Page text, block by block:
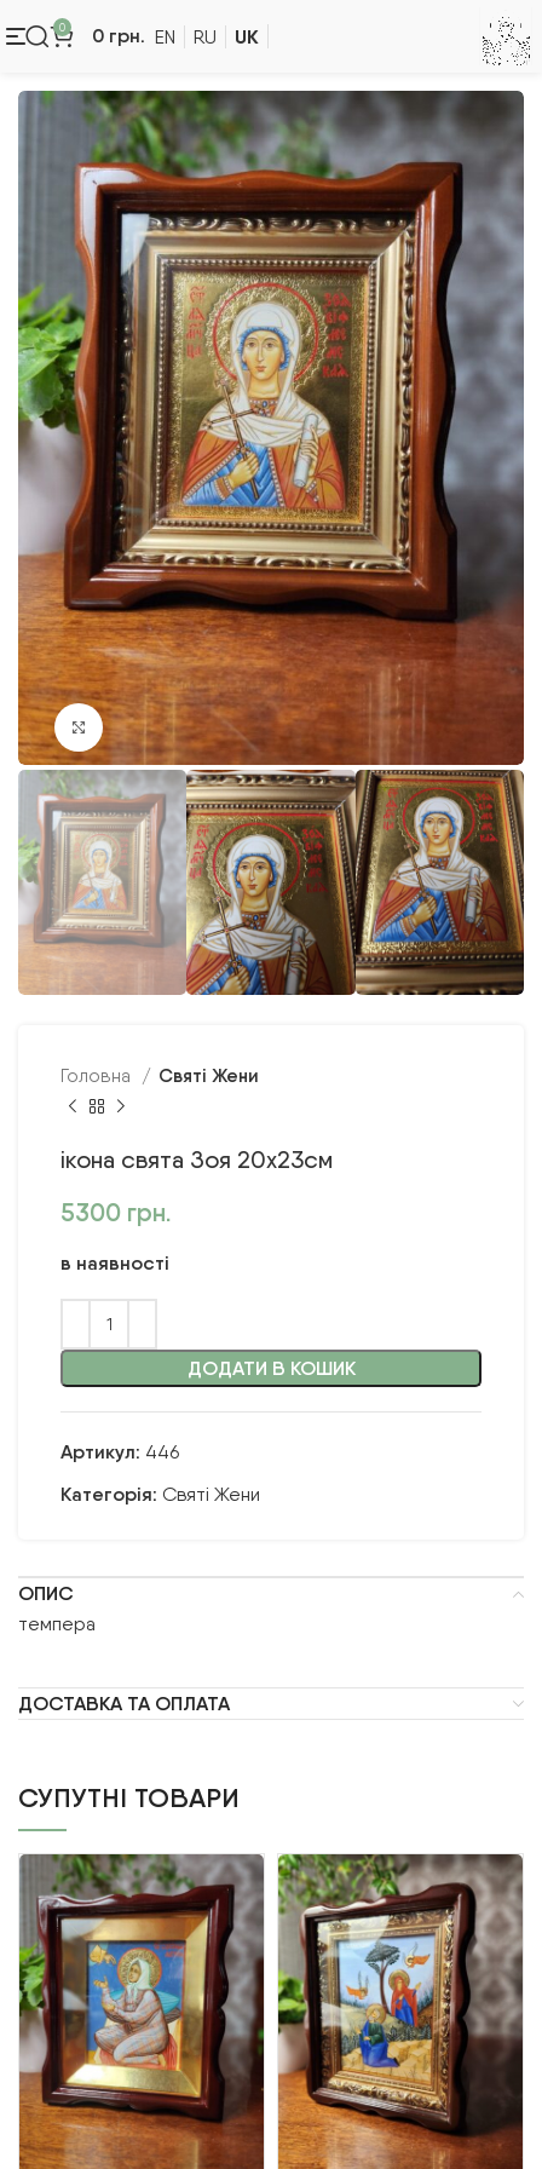
0 0 грн. EN RU UK
Клацніть, щоб збільшити
Головна Святі Жени
ікона свята Зоя 20х23см
5300 грн.
в наявності
ДОДАТИ В КОШИК
Артикул: 446
Категорія: Святі Жени
ОПИС
темпера
ДОСТАВКА ТА ОПЛАТА
СУПУТНІ ТОВАРИ